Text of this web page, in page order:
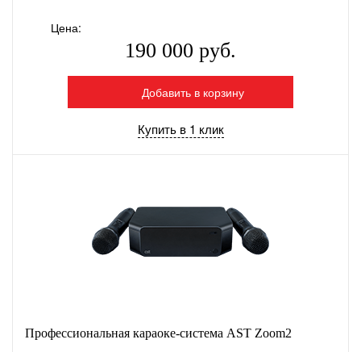
Цена:
190 000 руб.
Добавить в корзину
Купить в 1 клик
Профессиональная караоке-система AST Zoom2